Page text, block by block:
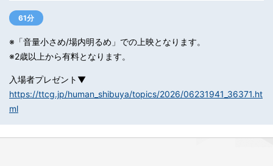
61分
※「音量小さめ/場内明るめ」での上映となります。
※2歳以上から有料となります。
入場者プレゼント▼
https://ttcg.jp/human_shibuya/topics/2026/06231941_36371.ht
ml